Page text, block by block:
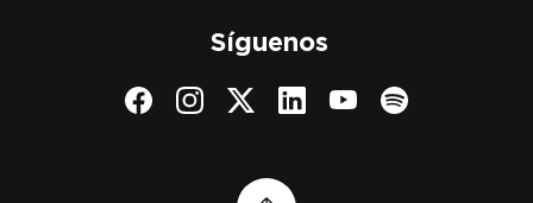
Síguenos